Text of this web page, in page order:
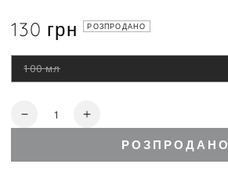
Ціна
130 грн РОЗПРОДАНО
100 мл
Цей
варіант
Кількість
ЗменшитиЗбільшити
РОЗПРОДАНО